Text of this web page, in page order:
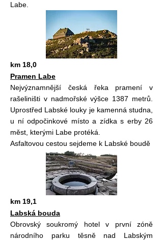
Labe.
km 18,0
Pramen Labe
Nejvýznamnější česká řeka pramení v
rašeliništi v nadmořské výšce 1387 metrů.
Uprostřed Labské louky je kamenná studna,
u ní odpočinkové místo a zídka s erby 26
měst, kterými Labe protéká.
Asfaltovou cestou sejdeme k Labské boudě
km 19,1
Labská bouda
Obrovský soukromý hotel v první zóně
národního parku těsně nad Labským